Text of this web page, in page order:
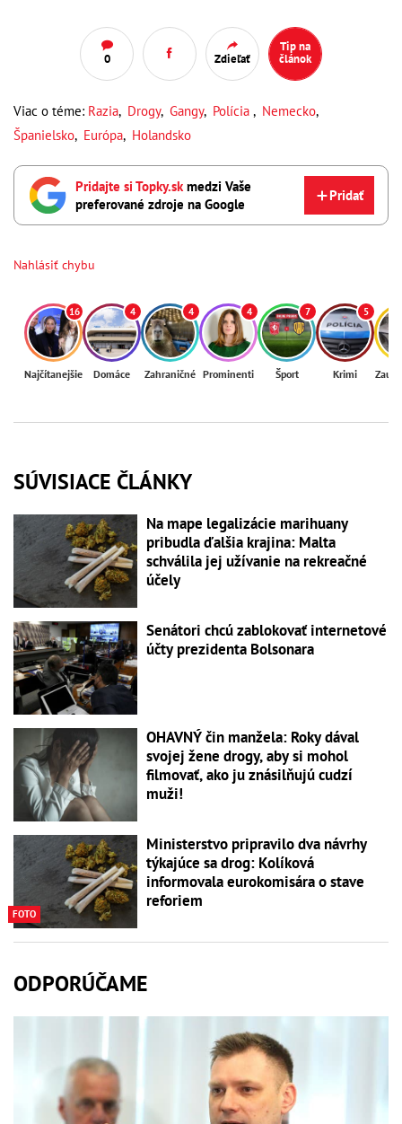
0 Zdieľať
Tip na
článok
Viac o téme: Razia, Drogy, Gangy, Polícia , Nemecko,
Španielsko, Európa, Holandsko
Pridajte si Topky.sk medzi Vaše
preferované zdroje na Google
Pridať
Nahlásiť chybu
16
Najčítanejšie
4
Domáce
4
Zahraničné
4
Prominenti
7
Šport
5
Krimi
SÚVISIACE ČLÁNKY
Na mape legalizácie marihuany
pribudla ďalšia krajina: Malta
schválila jej užívanie na rekreačné
účely
Senátori chcú zablokovať internetové
účty prezidenta Bolsonara
OHAVNÝ čin manžela: Roky dával
svojej žene drogy, aby si mohol
filmovať, ako ju znásilňujú cudzí
muži!
FOTO
Ministerstvo pripravilo dva návrhy
týkajúce sa drog: Kolíková
informovala eurokomisára o stave
reforiem
ODPORÚČAME